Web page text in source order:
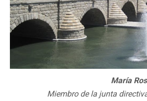
María
Miembro de la junta